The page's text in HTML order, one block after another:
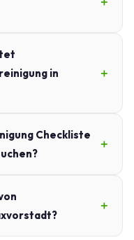
in
Checkliste